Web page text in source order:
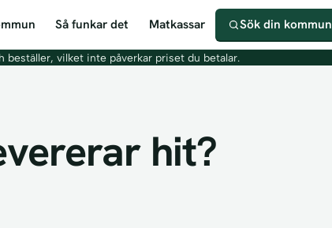
Så funkar det Matkassar Sök din kommun
beställer, vilket inte påverkar priset du betalar.
hit?